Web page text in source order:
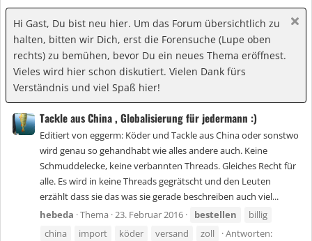
Hi Gast, Du bist neu hier. Um das Forum übersichtlich zu
halten, bitten wir Dich, erst die Forensuche (Lupe oben
rechts) zu bemühen, bevor Du ein neues Thema eröffnest.
Vieles wird hier schon diskutiert. Vielen Dank fürs
Verständnis und viel Spaß hier!
Tackle aus China , Globalisierung für jedermann :)
Editiert von eggerm: Köder und Tackle aus China oder sonstwo
wird genau so gehandhabt wie alles andere auch. Keine
Schmuddelecke, keine verbannten Threads. Gleiches Recht für
alle. Es wird in keine Threads gegrätscht und den Leuten
erzählt dass sie das was sie gerade beschreiben auch viel...
hebeda Thema 23. Februar 2016 bestellen
billig
china
import köder versand zoll
Antworten: